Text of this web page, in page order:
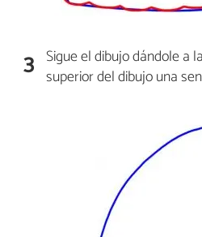
3 Sigue el dibujo dándole a
superior del dibujo una